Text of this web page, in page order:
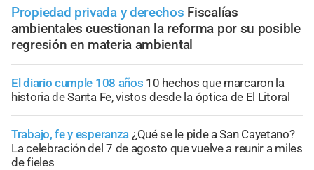
Propiedad privada y derechos Fiscalías
ambientales cuestionan la reforma por su posible
regresión en materia ambiental
El diario cumple 108 años 10 hechos que marcaron la
historia de Santa Fe, vistos desde la óptica de El Litoral
Trabajo, fe y esperanza ¿Qué se le pide a San Cayetano?
La celebración del 7 de agosto que vuelve a reunir a miles
de fieles